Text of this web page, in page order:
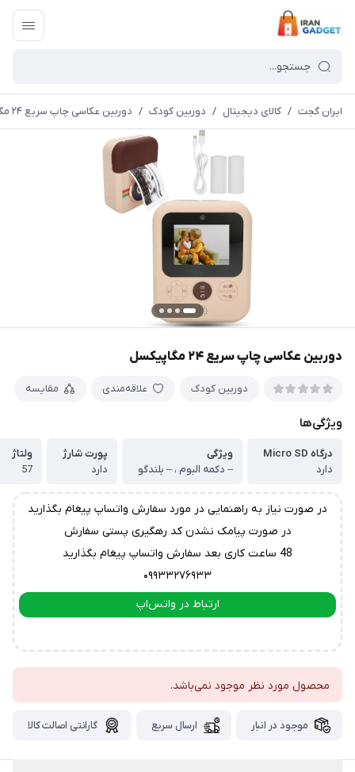
ایران گجت / کالای دیجیتال / دوربین کودک / دوربین عکاسی چاپ سریع ۲۴ مگاپیکسل
دوربین عکاسی چاپ سریع ۲۴ مگاپیکسل
دوربین کودک علاقه‌مندی مقایسه
ویژگی‌ها
درگاه Micro SD
دارد
ویژگی
– دکمه البوم ، – بلندگو
پورت شارژ
دارد
ولتاژ
57
در صورت نیاز به راهنمایی در مورد سفارش واتساپ پیغام بگذارید
در صورت پیامک نشدن کد رهگیری پستی سفارش
48 ساعت کاری بعد سفارش واتساپ پیغام بگذارید
۰۹۹۳۳۲۷۶۹۳۳
ارتباط در واتس‌اپ
محصول مورد نظر موجود نمی‌باشد.
موجود در انبار ارسال سریع گارانتی اصالت کالا